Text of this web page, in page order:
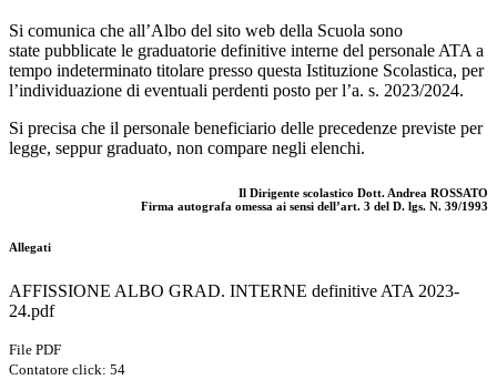
Si comunica che all’Albo del sito web della Scuola sono
state pubblicate le graduatorie definitive interne del personale ATA a
tempo indeterminato titolare presso questa Istituzione Scolastica, per
l’individuazione di eventuali perdenti posto per l’a. s. 2023/2024.
Si precisa che il personale beneficiario delle precedenze previste per
legge, seppur graduato, non compare negli elenchi.
Il Dirigente scolastico Dott. Andrea ROSSATO
Firma autografa omessa ai sensi dell’art. 3 del D. lgs. N. 39/1993
Allegati
AFFISSIONE ALBO GRAD. INTERNE definitive ATA 2023-
24.pdf
File PDF
Contatore click: 54